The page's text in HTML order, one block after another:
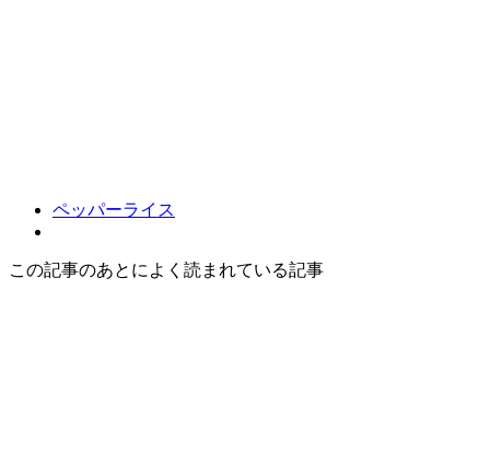
ペッパーライス
この記事のあとによく読まれている記事